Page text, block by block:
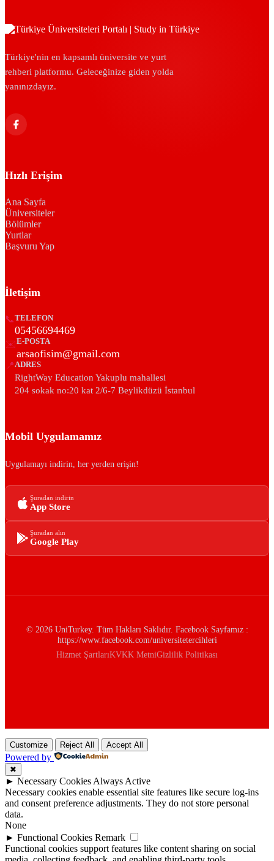
Türkiye'nin en kapsamlı üniversite ve yurt
rehberi platformu. Geleceğinize giden yolda
yanınızdayız.
Hızlı Erişim
Ana Sayfa
Üniversiteler
Bölümler
Yurtlar
Başvuru Yap
İletişim
📞TELEFON
05456694469
✉️E-POSTA
arsaofisim@gmail.com
📍 ADRES
RightWay Education Yakuplu mahallesi
204 sokak no:20 kat 2/6-7 Beylikdüzü İstanbul
Mobil Uygulamamız
Uygulamayı indirin, her yerden erişin!
Şuradan indirin
App Store
Şuradan alın
Google Play
© 2026 UniTurkey. Tüm Hakları Saklıdır. Facebook Sayfamız :
https://www.facebook.com/universitetercihleri
Hizmet ŞartlarıKVKK MetniGizlilik Politikası
Customize Reject All Accept All
Powered by
✖
► Necessary Cookies Always Active
Necessary cookies enable essential site features like secure log-ins
and consent preference adjustments. They do not store personal
data.
None
► Functional Cookies Remark
Functional cookies support features like content sharing on social